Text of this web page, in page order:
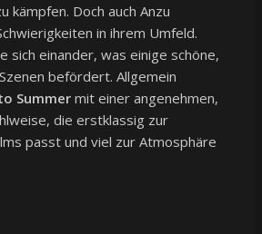
kämpfen. Doch auch Anzu
in ihrem Umfeld.
sich einander, was einige schöne,
befördert. Allgemein
Summermit einer angenehmen,
die erstklassig zur
passt und viel zur Atmosphäre